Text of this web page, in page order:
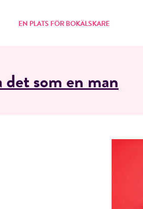
EN PLATS FÖR BOKÄLSKARE
det som en man